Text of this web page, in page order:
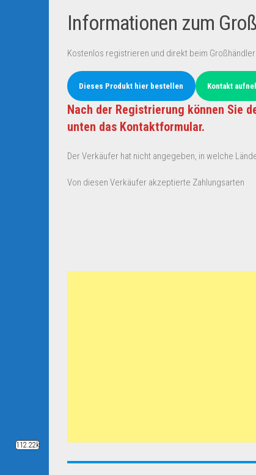
Informationen zum
Kostenlos registrieren und direkt beim
Dieses Produkt hier bestellen Kontakt
Nach der Registrierung können Sie
unten das Kontaktformular.
Der Verkäufer hat nicht angegeben, in welche
Von diesen Verkäufer akzeptierte Zahlungsarten
112.22k